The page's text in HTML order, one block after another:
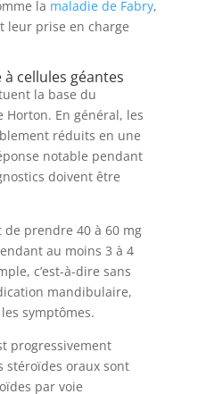
la maladie de Fabry,
leur prise en charge
cellules géantes
la base du
En général, les
réduits en une
notable pendant
doivent être
prendre 40 à 60 mg
au moins 3 à 4
c’est-à-dire sans
mandibulaire,
symptômes.
progressivement
stéroïdes oraux sont
par voie